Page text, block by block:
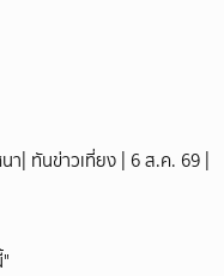
| ทันข่าวเที่ยง | 6 ส.ค. 69 |